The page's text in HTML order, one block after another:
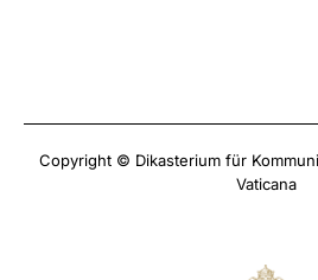
Copyright © Dikasterium für
Vaticana